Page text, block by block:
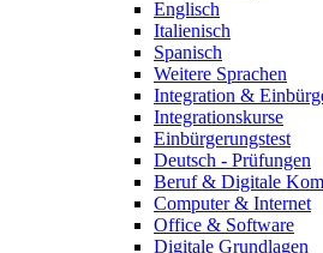
Englisch
Italienisch
Spanisch
Weitere Sprachen
Integration &
Integrationskurse
Einbürgerungstest
Deutsch - Prüfungen
Beruf & Digitale
Computer & Internet
Office & Software
Digitale Grundlagen